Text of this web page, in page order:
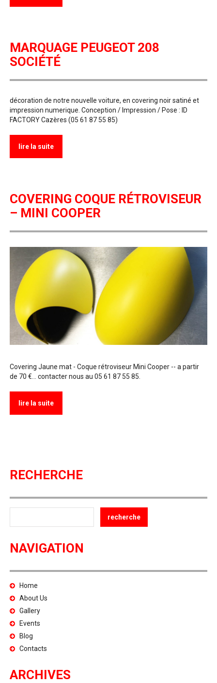
MARQUAGE PEUGEOT 208
SOCIÉTÉ
décoration de notre nouvelle voiture, en covering noir satiné et
impression numerique. Conception / Impression / Pose : ID
FACTORY Cazères (05 61 87 55 85)
lire la suite
COVERING COQUE RÉTROVISEUR
– MINI COOPER
Covering Jaune mat - Coque rétroviseur Mini Cooper -- a partir
de 70 €... contacter nous au 05 61 87 55 85.
lire la suite
RECHERCHE
NAVIGATION
Home
About Us
Gallery
Events
Blog
Contacts
ARCHIVES